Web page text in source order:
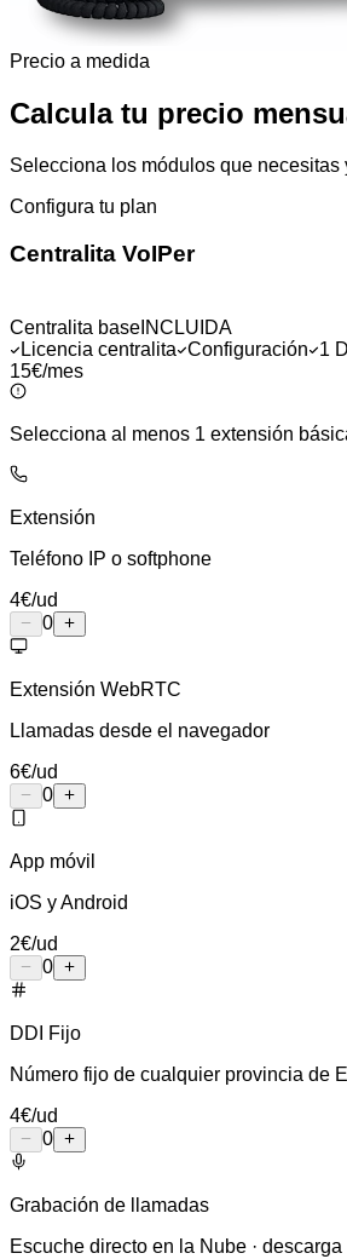
Precio a medida
Calcula tu precio
Selecciona los módulos que
Configura tu plan
Centralita VoIPer
Centralita base INCLUIDA
Licencia centralita Configuración
1
15€/mes
Selecciona al menos 1 extensión
Extensión
Teléfono IP o softphone
4€/ud
0
Extensión WebRTC
Llamadas desde el navegador
6€/ud
0
App móvil
iOS y Android
2€/ud
0
DDI Fijo
Número fijo de cualquier provincia de
4€/ud
0
Grabación de llamadas
Escuche directo en la Nube · descarga